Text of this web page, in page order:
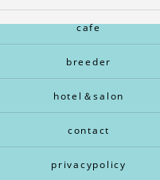
cafe
breeder
hotel＆salon
contact
privacypolicy